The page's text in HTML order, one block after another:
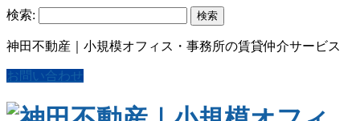
検索:
神田不動産｜小規模オフィス・事務所の賃貸仲介サービス
お問い合わせ